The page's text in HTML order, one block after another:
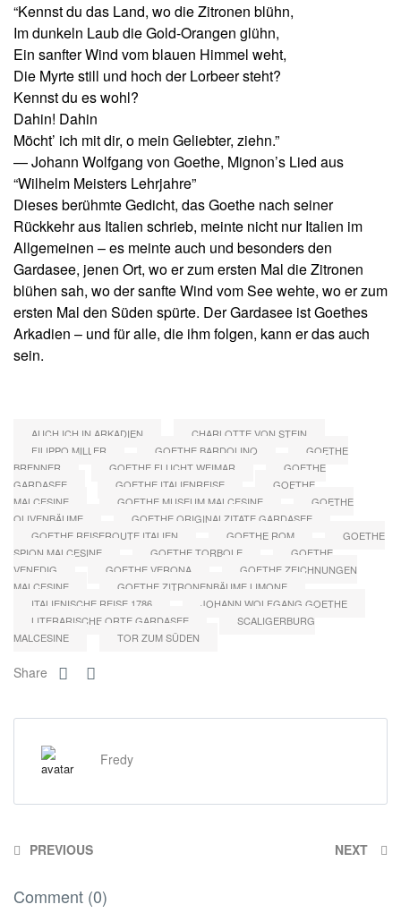
“Kennst du das Land, wo die Zitronen blühn,
Im dunkeln Laub die Gold-Orangen glühn,
Ein sanfter Wind vom blauen Himmel weht,
Die Myrte still und hoch der Lorbeer steht?
Kennst du es wohl?
Dahin! Dahin
Möcht’ ich mit dir, o mein Geliebter, ziehn.”
— Johann Wolfgang von Goethe, Mignon’s Lied aus
“Wilhelm Meisters Lehrjahre”
Dieses berühmte Gedicht, das Goethe nach seiner
Rückkehr aus Italien schrieb, meinte nicht nur Italien im
Allgemeinen – es meinte auch und besonders den
Gardasee, jenen Ort, wo er zum ersten Mal die Zitronen
blühen sah, wo der sanfte Wind vom See wehte, wo er zum
ersten Mal den Süden spürte. Der Gardasee ist Goethes
Arkadien – und für alle, die ihm folgen, kann er das auch
sein.
AUCH ICH IN ARKADIEN
CHARLOTTE VON STEIN
FILIPPO MILLER
GOETHE BARDOLINO
GOETHE
BRENNER
GOETHE FLUCHT WEIMAR
GOETHE
GARDASEE
GOETHE ITALIENREISE
GOETHE
MALCESINE
GOETHE MUSEUM MALCESINE
GOETHE
OLIVENBÄUME
GOETHE ORIGINALZITATE GARDASEE
GOETHE REISEROUTE ITALIEN
GOETHE ROM
GOETHE
SPION MALCESINE
GOETHE TORBOLE
GOETHE
VENEDIG
GOETHE VERONA
GOETHE ZEICHNUNGEN
MALCESINE
GOETHE ZITRONENBÄUME LIMONE
ITALIENISCHE REISE 1786
JOHANN WOLFGANG GOETHE
LITERARISCHE ORTE GARDASEE
SCALIGERBURG
MALCESINE
TOR ZUM SÜDEN
Share
Fredy
PREVIOUS NEXT
Comment (0)